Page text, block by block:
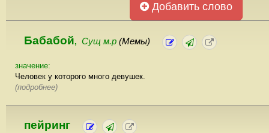
Добавить слово
Бабабой, Сущ м.р (Мемы)
значение:
Человек у которого много девушек.
(подробнее)
пейринг